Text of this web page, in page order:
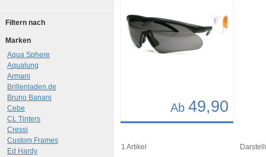
Ab 49,90
Art.-Nr.: 6975
1 Artikel
Filtern nach
Marken
Aqua Sphere
Aqualung
Armani
Brillenladen.de
Bruno Banani
Cebe
CL Tinters
Cressi
Custom Frames
Ed Hardy